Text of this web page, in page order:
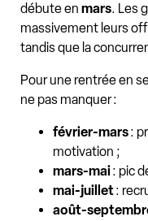
débute en mars. Les
massivement leurs
tandis que la
Pour une rentrée en
ne pas manquer :
février-mars:
motivation ;
mars-mai: pic
mai-juillet:
août-